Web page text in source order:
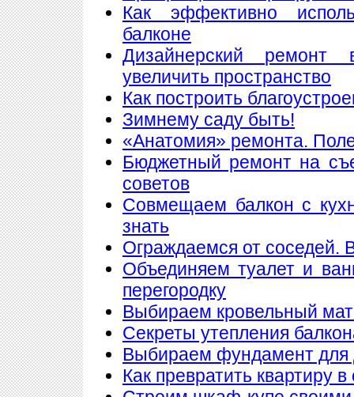
Как эффективно
балконе
Дизайнерский
увеличить пространство
Как построить
Зимнему саду быть!
«Анатомия» ремонта.
Бюджетный ремонт на
советов
Совмещаем балкон с
знать
Ограждаемся от соседей.
Объединяем туалет и
перегородку
Выбираем кровельный
Секреты утепления
Выбираем фундамент для
Как превратить квартиру